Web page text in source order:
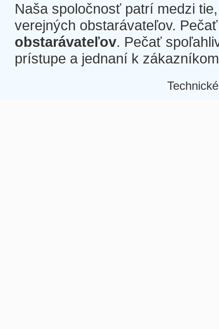
Naša spoločnosť patrí medzi
verejných obstarávateľov.
obstarávateľov. Pečať
prístupe a jednaní k